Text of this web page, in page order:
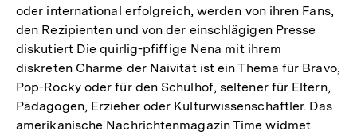
oder international erfolgreich, werden von ihren Fans,
den Rezipienten und von der einschlägigen Presse
diskutiert Die quirlig-pfiffige Nena mit ihrem
diskreten Charme der Naivität ist ein Thema für Bravo,
Pop-Rocky oder für den Schulhof, seltener für Eltern,
Pädagogen, Erzieher oder Kulturwissenschaftler. Das
amerikanische Nachrichtenmagazin Time widmet